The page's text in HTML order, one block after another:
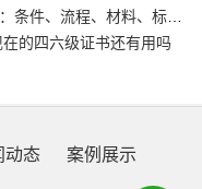
的四六级证书还有用吗
动态 案例展示